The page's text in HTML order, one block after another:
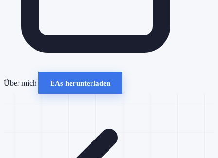
Über mich EAs herunterladen